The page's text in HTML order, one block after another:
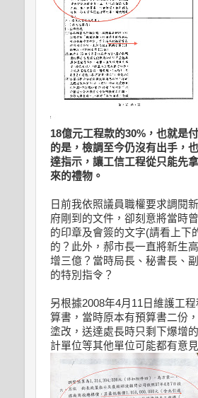
18億元工程款的30%，也就是
的是，檢調至今仍沒有出手，
達指示，讓工信工程從只能先
來的禮物。
日前我依照議員職權要求調閱
府剛到的文件，卻刻意將當時
的印章及會簽的文字(請看上下
的？此外，郝市長一直將新生
增三億？當時局長、秘書長、
的特別指令？
另根據2008年4月11日維護工
算書，當時原本有預算書二份
塗改，送達處長時只剩下爆增
計單位等其他單位可能都有意